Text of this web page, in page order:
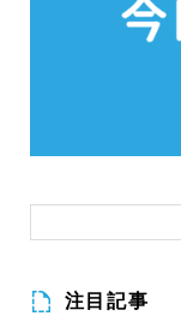
注目記事